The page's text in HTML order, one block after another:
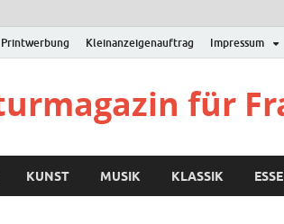
Printwerbung Kleinanzeigenauftrag Impressum
für
KUNST MUSIK KLASSIK